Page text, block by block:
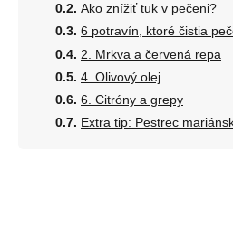
Ako znížiť tuk v pečeni?
6 potravín, ktoré čistia
2. Mrkva a červená repa
4. Olivový olej
6. Citróny a grepy
Extra tip: Pestrec